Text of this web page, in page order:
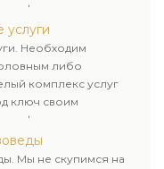
физических и
к каждому
Необходим
либо
комплекс услуг
ключ своим
физических и
к каждому
Мы не скупимся на